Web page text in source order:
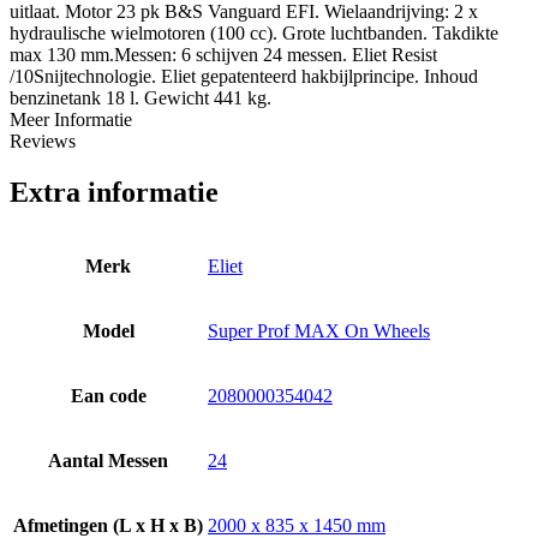
uitlaat. Motor 23 pk B&S Vanguard EFI. Wielaandrijving: 2 x
hydraulische wielmotoren (100 cc). Grote luchtbanden. Takdikte
max 130 mm.Messen: 6 schijven 24 messen. Eliet Resist
/10Snijtechnologie. Eliet gepatenteerd hakbijlprincipe. Inhoud
benzinetank 18 l. Gewicht 441 kg.
Meer Informatie
Reviews
Extra informatie
Merk Eliet
Model Super Prof MAX On Wheels
Ean code 2080000354042
Aantal Messen 24
Afmetingen (L x H x B) 2000 x 835 x 1450 mm